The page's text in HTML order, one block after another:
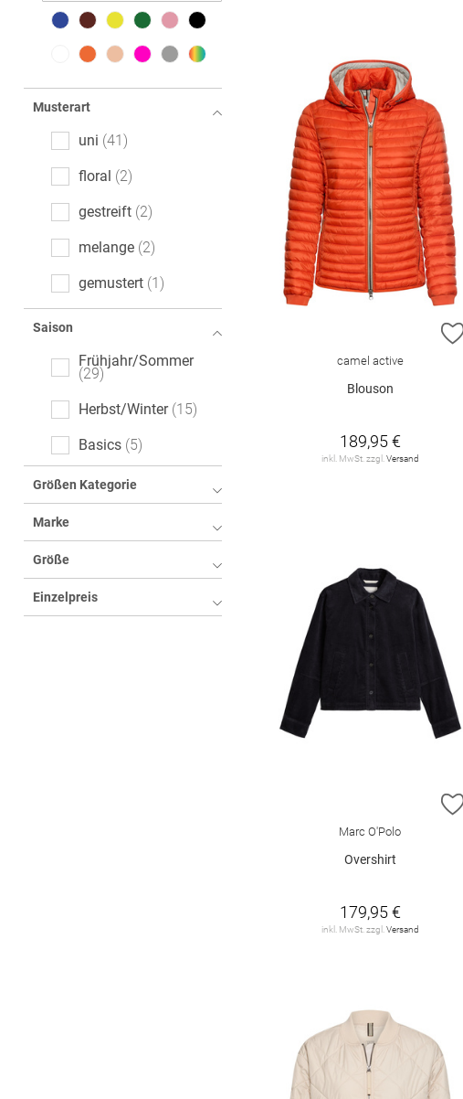
Musterart
uni 41
floral 2
gestreift 2
melange 2
gemustert 1
Saison
Frühjahr/Sommer
29
Herbst/Winter 15
Basics 5
Größen Kategorie
Marke
Größe
Einzelpreis
camel active
Blouson
189,95 €
inkl. MwSt. zzgl. Versand
Marc O'Polo
Overshirt
179,95 €
inkl. MwSt. zzgl. Versand